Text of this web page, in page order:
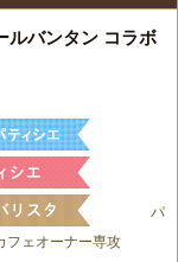
ルバンタン コラボ
パ
フェオーナー専攻